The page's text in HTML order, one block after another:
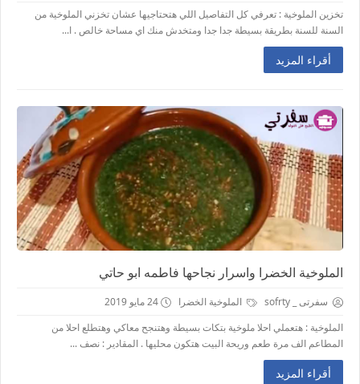
تخزين الملوخية : تعرفي كل التفاصيل اللي هتحتاجيها عشان تخزني الملوخية من
السنة للسنة بطريقة بسيطة جدا جدا ومتخدش منك اي مساحة خالص . ا...
أقراء المزيد
الملوخية الخضرا واسرار نجاحها فاطمه ابو حاتي
سفرتى _ sofrty الملوخية الخضرا
24 مايو 2019
الملوخية : هتعملي احلا ملوخية بتكات بسيطة وهتنجح معاكي وهتطلع احلا من
المطاعم الف مرة طعم وريحة البيت هتكون محليها . المقادير : نصف ...
أقراء المزيد